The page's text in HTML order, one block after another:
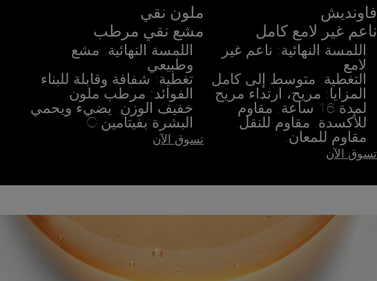
فاونديش
ناعم غير لامع كامل
اللمسة النهائية: ناعم غير
لامع
التغطية: متوسط إلى كامل
المزايا: مريح، ارتداء مريح
لمدة 16 ساعة. مقاوم
للأكسدة. مقاوم للنقل.
مقاوم للمعان.
تسوق الآن
ملون نقي
مشع نقي مرطب
اللمسة النهائية: مشع
وطبيعي
تغطية: شفافة وقابلة للبناء
الفوائد: مرطب ملون
خفيف الوزن. يضيء ويحمي
البشرة بفيتامين C
تسوق الآن